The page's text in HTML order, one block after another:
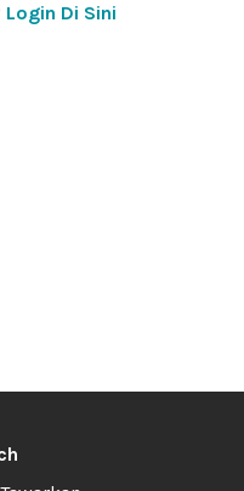
Login Di Sini